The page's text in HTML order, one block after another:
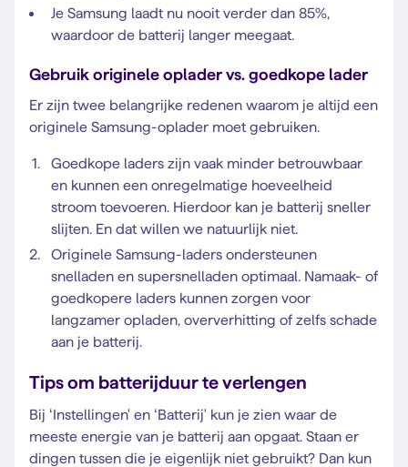
Je Samsung laadt nu nooit verder dan 85%,
waardoor de batterij langer meegaat.
Gebruik originele oplader vs. goedkope lader
Er zijn twee belangrijke redenen waarom je altijd een
originele Samsung-oplader moet gebruiken.
Goedkope laders zijn vaak minder betrouwbaar
en kunnen een onregelmatige hoeveelheid
stroom toevoeren. Hierdoor kan je batterij sneller
slijten. En dat willen we natuurlijk niet.
Originele Samsung-laders ondersteunen
snelladen en supersnelladen optimaal. Namaak- of
goedkopere laders kunnen zorgen voor
langzamer opladen, oververhitting of zelfs schade
aan je batterij.
Tips om batterijduur te verlengen
Bij ‘Instellingen' en ‘Batterij' kun je zien waar de
meeste energie van je batterij aan opgaat. Staan er
dingen tussen die je eigenlijk niet gebruikt? Dan kun